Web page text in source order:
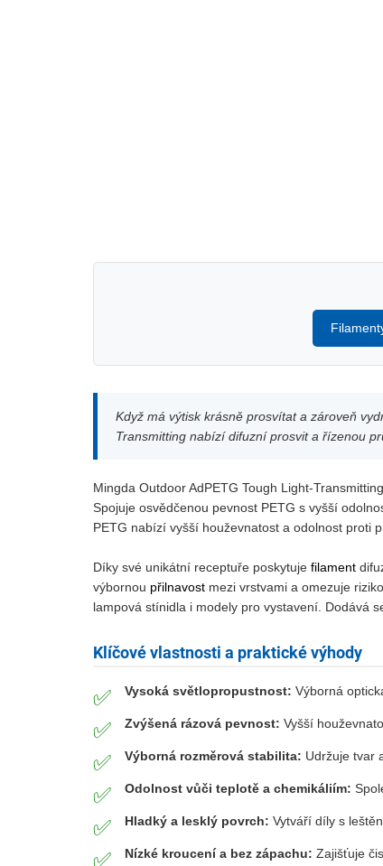
Když má výtisk krásně prosvítat a zároveň
Transmitting nabízí difuzní prosvit a řízenou
Mingda Outdoor AdPETG Tough Light-
Spojuje osvědčenou pevnost PETG s vyšší
PETG nabízí vyšší houževnatost a odolnost proti
Díky své unikátní receptuře poskytuje filament
výbornou přilnavost mezi vrstvami a omezuje
lampová stínidla i modely pro vystavení. Dodává
Klíčové vlastnosti a praktické výhody
✅ Vysoká světlopropustnost: Výborná
✅ Zvýšená rázová pevnost: Vyšší
✅ Výborná rozměrová stabilita: Udržuje tvar
✅ Odolnost vůči teplotě a chemikáliím:
✅ Hladký a lesklý povrch: Vytváří díly s
✅ Nízké kroucení a bez zápachu: Zajišťuje